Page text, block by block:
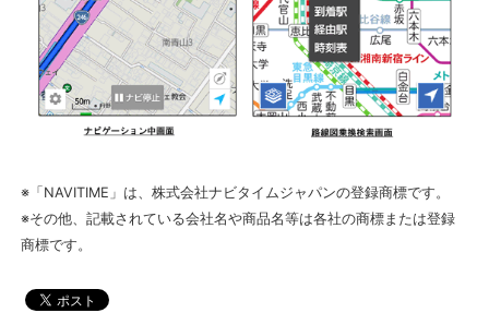
※「NAVITIME」は、株式会社ナビタイムジャパンの登録商標です。
※その他、記載されている会社名や商品名等は各社の商標または登録
商標です。